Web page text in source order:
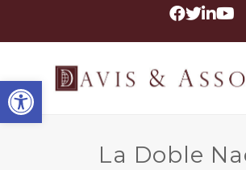
Abrir barra de
La Doble